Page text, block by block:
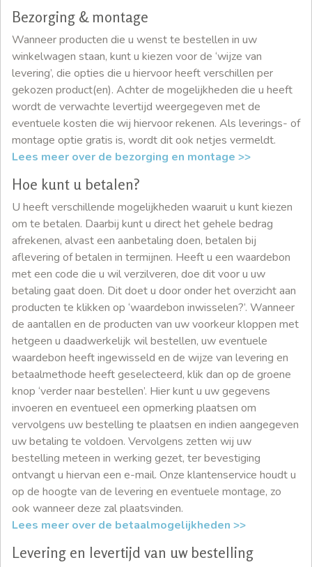
Bezorging & montage
Wanneer producten die u wenst te bestellen in uw
winkelwagen staan, kunt u kiezen voor de ‘wijze van
levering’, die opties die u hiervoor heeft verschillen per
gekozen product(en). Achter de mogelijkheden die u heeft
wordt de verwachte levertijd weergegeven met de
eventuele kosten die wij hiervoor rekenen. Als leverings- of
montage optie gratis is, wordt dit ook netjes vermeldt.
Lees meer over de bezorging en montage >>
Hoe kunt u betalen?
U heeft verschillende mogelijkheden waaruit u kunt kiezen
om te betalen. Daarbij kunt u direct het gehele bedrag
afrekenen, alvast een aanbetaling doen, betalen bij
aflevering of betalen in termijnen. Heeft u een waardebon
met een code die u wil verzilveren, doe dit voor u uw
betaling gaat doen. Dit doet u door onder het overzicht aan
producten te klikken op ‘waardebon inwisselen?’. Wanneer
de aantallen en de producten van uw voorkeur kloppen met
hetgeen u daadwerkelijk wil bestellen, uw eventuele
waardebon heeft ingewisseld en de wijze van levering en
betaalmethode heeft geselecteerd, klik dan op de groene
knop ‘verder naar bestellen’. Hier kunt u uw gegevens
invoeren en eventueel een opmerking plaatsen om
vervolgens uw bestelling te plaatsen en indien aangegeven
uw betaling te voldoen. Vervolgens zetten wij uw
bestelling meteen in werking gezet, ter bevestiging
ontvangt u hiervan een e-mail. Onze klantenservice houdt u
op de hoogte van de levering en eventuele montage, zo
ook wanneer deze zal plaatsvinden.
Lees meer over de betaalmogelijkheden >>
Levering en levertijd van uw bestelling